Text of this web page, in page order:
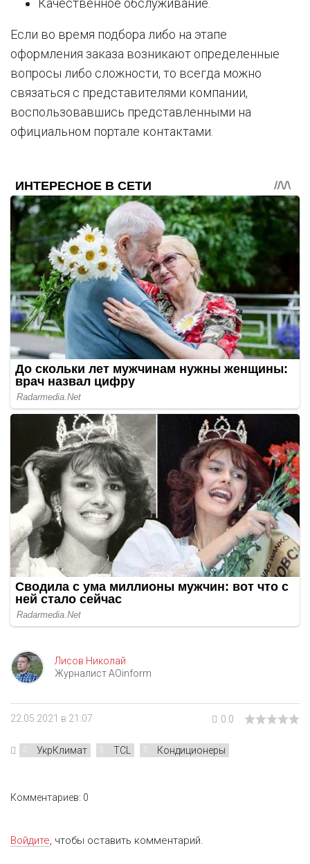
Качественное обслуживание.
Если во время подбора либо на этапе
оформления заказа возникают определенные
вопросы либо сложности, то всегда можно
связаться с представителями компании,
воспользовавшись представленными на
официальном портале контактами.
Лисов Николай
Журналист AOinform
22.05.2021 в 21:07 0.0
УкрКлимат TCL Кондиционеры
Комментариев: 0
Войдите, чтобы оставить комментарий.